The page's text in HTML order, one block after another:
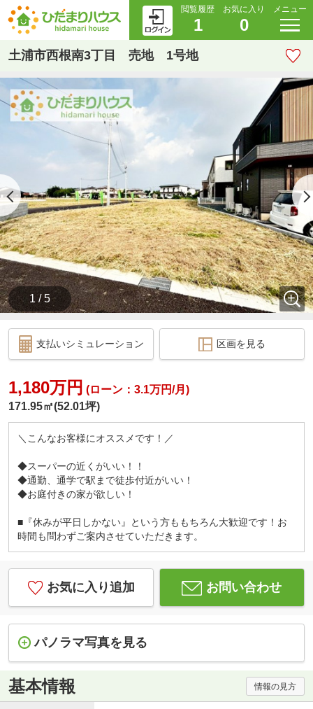
閲覧履歴
1
お気に入り
0
メニュー
土浦市西根南3丁目 売地 1号地
1 / 5
支払いシミュレーション 区画を見る
1,180万円 (ローン：3.1万円/月)
171.95㎡(52.01坪)
＼こんなお客様にオススメです！／
◆スーパーの近くがいい！！
◆通勤、通学で駅まで徒歩付近がいい！
◆お庭付きの家が欲しい！
■『休みが平日しかない』という方ももちろん大歓迎です！お
時間も問わずご案内させていただきます。
お気に入り追加 お問い合わせ
パノラマ写真を見る
基本情報 情報の見方